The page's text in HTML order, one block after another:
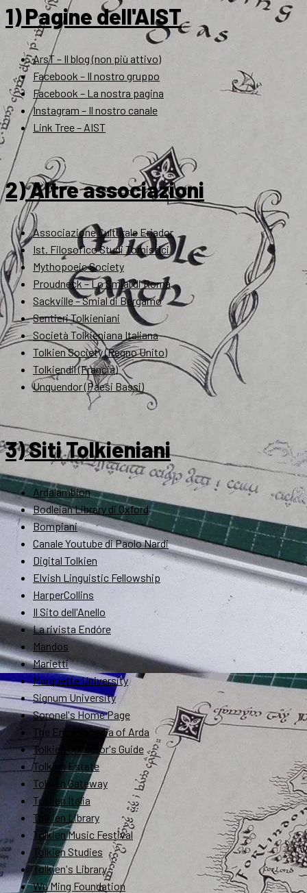
1) Pagine dell'AIST
ArsT – Il blog (non più attivo)
Facebook – Il nostro gruppo
Facebook – La nostra pagina
Instagram – Il nostro canale
Link Tree – AIST
2) Altre associazioni
Associazione Culturale Eriador
Ist. Filosofico Studi Tomistici
Mythopoeic Society
Proudneck – Lo Smial di Roma
Sackville – Smial di Bergamo
Sentieri Tolkieniani
Società Tolkieniana Italiana
Tolkien Society (Regno Unito)
Tolkiendil (Francia)
Unquendor (Paesi Bassi)
3) Siti Tolkieniani
Ardalambion
Bodleian Library di Oxford
Bompiani
Canale Youtube di Paolo Nardi
Digital Tolkien
Elvish Linguistic Fellowship
HarperCollins
Il Sito dell'Anello
La rivista Endóre
Mandos
Marietti
Marquette University
Signum University
Soronel's Home Page
The Encyclopedia of Arda
Tolkien Collector's Guide
Tolkien Estate
Tolkien Gateway
Tolkien Italia
Tolkien Library
Tolkien Music Festival
Tolkien Studies
Tolkien's Library
Wu Ming Foundation